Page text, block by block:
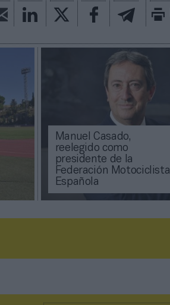
Manuel Casado,
reelegido como
presidente de la
Federación Motociclista
Española